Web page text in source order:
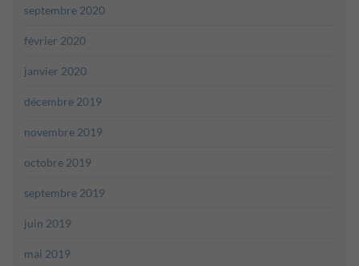
septembre 2020
février 2020
janvier 2020
décembre 2019
novembre 2019
octobre 2019
septembre 2019
juin 2019
mai 2019